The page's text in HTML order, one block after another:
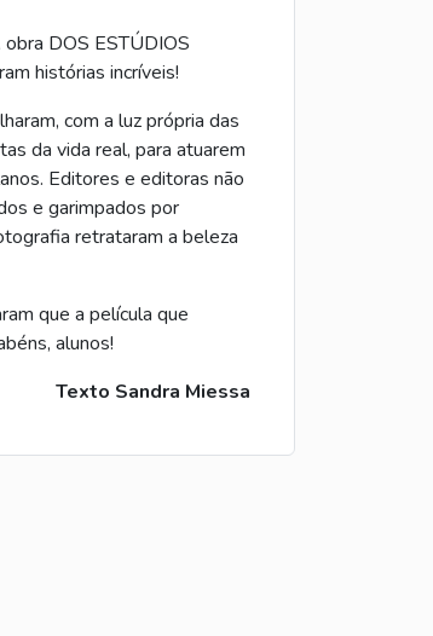
DOS ESTÚDIOS
histórias incríveis!
com a luz própria das
da vida real, para atuarem
Editores e editoras não
e garimpados por
retrataram a beleza
que a película que
alunos!
Texto Sandra Miessa